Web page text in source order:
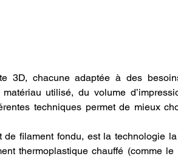
3D, chacune adaptée à des
utilisé, du volume
techniques permet de mieux
de filament fondu, est la technologie
thermoplastique chauffé (comme